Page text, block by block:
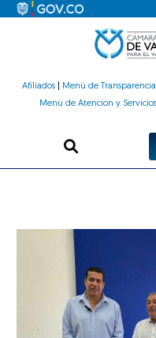
Afiliados| Menú de
Menú de Atención y